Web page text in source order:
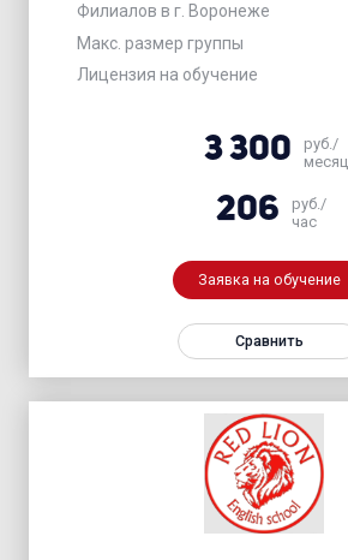
Филиалов в г. Воронеже
Макс. размер группы
Лицензия на обучение
3 300
руб./
месяц
206
руб./
час
Заявка на обучение
Сравнить